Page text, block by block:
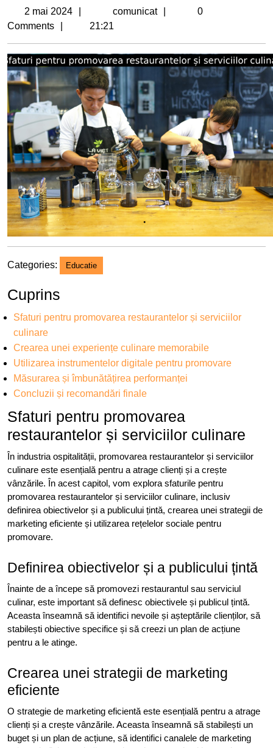
2 mai 2024
mai
comunicat comunicat
0
Comments
21:21
Categories: Educatie
Cuprins
Sfaturi pentru promovarea restaurantelor și serviciilor
culinare
Crearea unei experiențe culinare memorabile
Utilizarea instrumentelor digitale pentru promovare
Măsurarea și îmbunătățirea performanței
Concluzii și recomandări finale
Sfaturi pentru promovarea
restaurantelor și serviciilor culinare
În industria ospitalității, promovarea restaurantelor și serviciilor
culinare este esențială pentru a atrage clienți și a crește
vânzările. În acest capitol, vom explora sfaturile pentru
promovarea restaurantelor și serviciilor culinare, inclusiv
definirea obiectivelor și a publicului țintă, crearea unei strategii de
marketing eficiente și utilizarea rețelelor sociale pentru
promovare.
Definirea obiectivelor și a publicului țintă
Înainte de a începe să promovezi restaurantul sau serviciul
culinar, este important să definesc obiectivele și publicul țintă.
Aceasta înseamnă să identifici nevoile și așteptările clienților, să
stabilești obiective specifice și să creezi un plan de acțiune
pentru a le atinge.
Crearea unei strategii de marketing
eficiente
O strategie de marketing eficientă este esențială pentru a atrage
clienți și a crește vânzările. Aceasta înseamnă să stabilești un
buget și un plan de acțiune, să identifici canalele de marketing